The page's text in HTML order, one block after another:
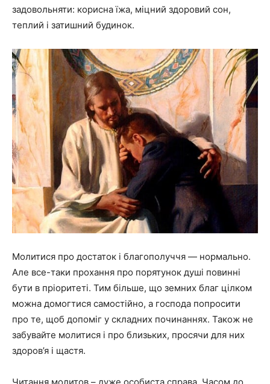
задовольняти: корисна їжа, міцний здоровий сон,
теплий і затишний будинок.
Молитися про достаток і благополуччя — нормально.
Але все-таки прохання про порятунок душі повинні
бути в пріоритеті. Тим більше, що земних благ цілком
можна домогтися самостійно, а господа попросити
про те, щоб допоміг у складних починаннях. Також не
забувайте молитися і про близьких, просячи для них
здоров’я і щастя.